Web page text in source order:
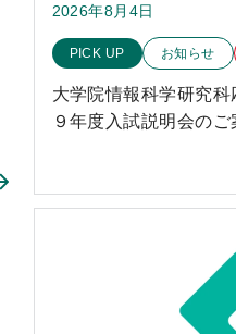
2026年8月4日
このお知らせのカテゴ
PICK UP お知らせ
大学院情報科学研究
９年度入試説明会のご